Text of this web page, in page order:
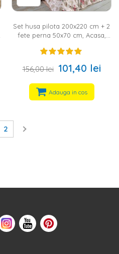
Set husa pilota 200x220 cm + 2
fete perna 50x70 cm, Acasa,
156,00 lei 101,40 lei
Adauga in cos
2